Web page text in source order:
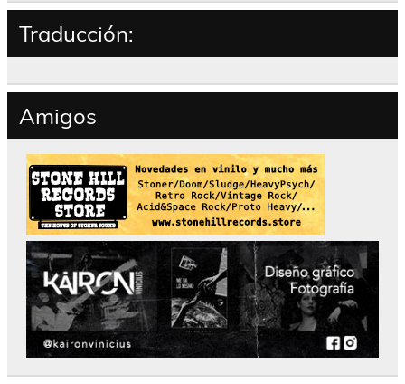
Traducción:
Amigos